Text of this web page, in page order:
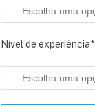
Nível de experiência*